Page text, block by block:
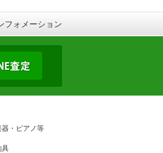
フォメーション
器・ピアノ等
具